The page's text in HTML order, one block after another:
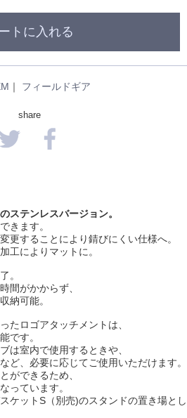
トに入れる
｜ フィールドギア
share
ステンレスバージョン。
きます。
更することにより錆びにくい仕様へ。
工によりマットに。
。
間がかからず、
納可能。
たロゴアタッチメントは、
です。
は室内で使用するときや、
ど、必要に応じてご使用いただけます。
ができるため、
っています。
ケットS（別売)のスタンドの置き場とし